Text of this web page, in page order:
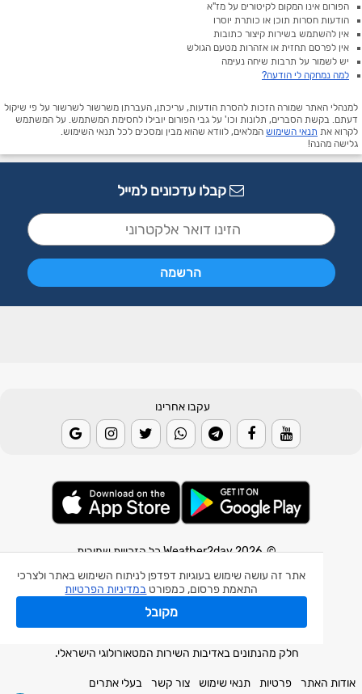
אתר זה עושה שימוש בעוגיות דפדפן לניתוח השימוש באתר ולצרכי
התאמת פרסום, כמפורט במדיניות הפרטיות
מקובל
הפורום אינו המקום לקיטורים על מז"א
הודעות חסרות תוכן או כותרת יוסרו
אין להשתמש בשירות קיצור כתובות
אין לפרסם תחזית או אזהרות מטעם הגולש
יש לשמור על תרבות שיחה נעימה
למה נמחקה לי הודעה?
למנהלי האתר שמורה הזכות להסרת הודעות, עריכתן, העברתן משרשור לשרשור על פי שיקול
דעתם. בקשת הסברים, תלונות וכו' על גבי הפורום יובילו לחסימת המשתמש. על המשתמש
לקרוא את תנאי השימוש המלאים, לוודא שהוא מבין ומסכים לכל תנאי השימוש.
גלישה מהנה!
קבלו עדכונים למייל
עקבו אחרינו
© 2026 Weather2day כל הזכויות שמורות
אפליקצית מזג אוויר
אפליקצית מכ"ם גשם
חלק מהנתונים באדיבות השירות המטאורולוגי הישראלי.
אודות האתר פרטיות תנאי שימוש צור קשר בעלי אתרים